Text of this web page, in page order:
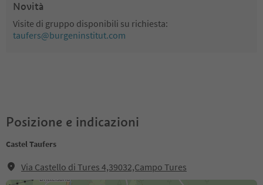
Novità
Visite di gruppo disponibili su richiesta:
taufers@burgeninstitut.com
Posizione e indicazioni
Castel Taufers
Via Castello di Tures 4,39032,Campo Tures